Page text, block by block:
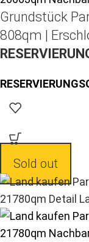
Grundstück
808qm |
Sold out